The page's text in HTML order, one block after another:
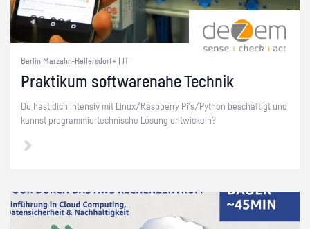
Berlin Marzahn-Hellersdorf+ | IT
Prak­ti­kum soft­ware­na­he Tech­nik
Du hast dich in­ten­siv mit Linux/Raspber­ry Pi's/Py­thon be­schäf­tigt und
kannst pro­gram­mier­tech­ni­sche Lö­sung ent­wi­ckeln?